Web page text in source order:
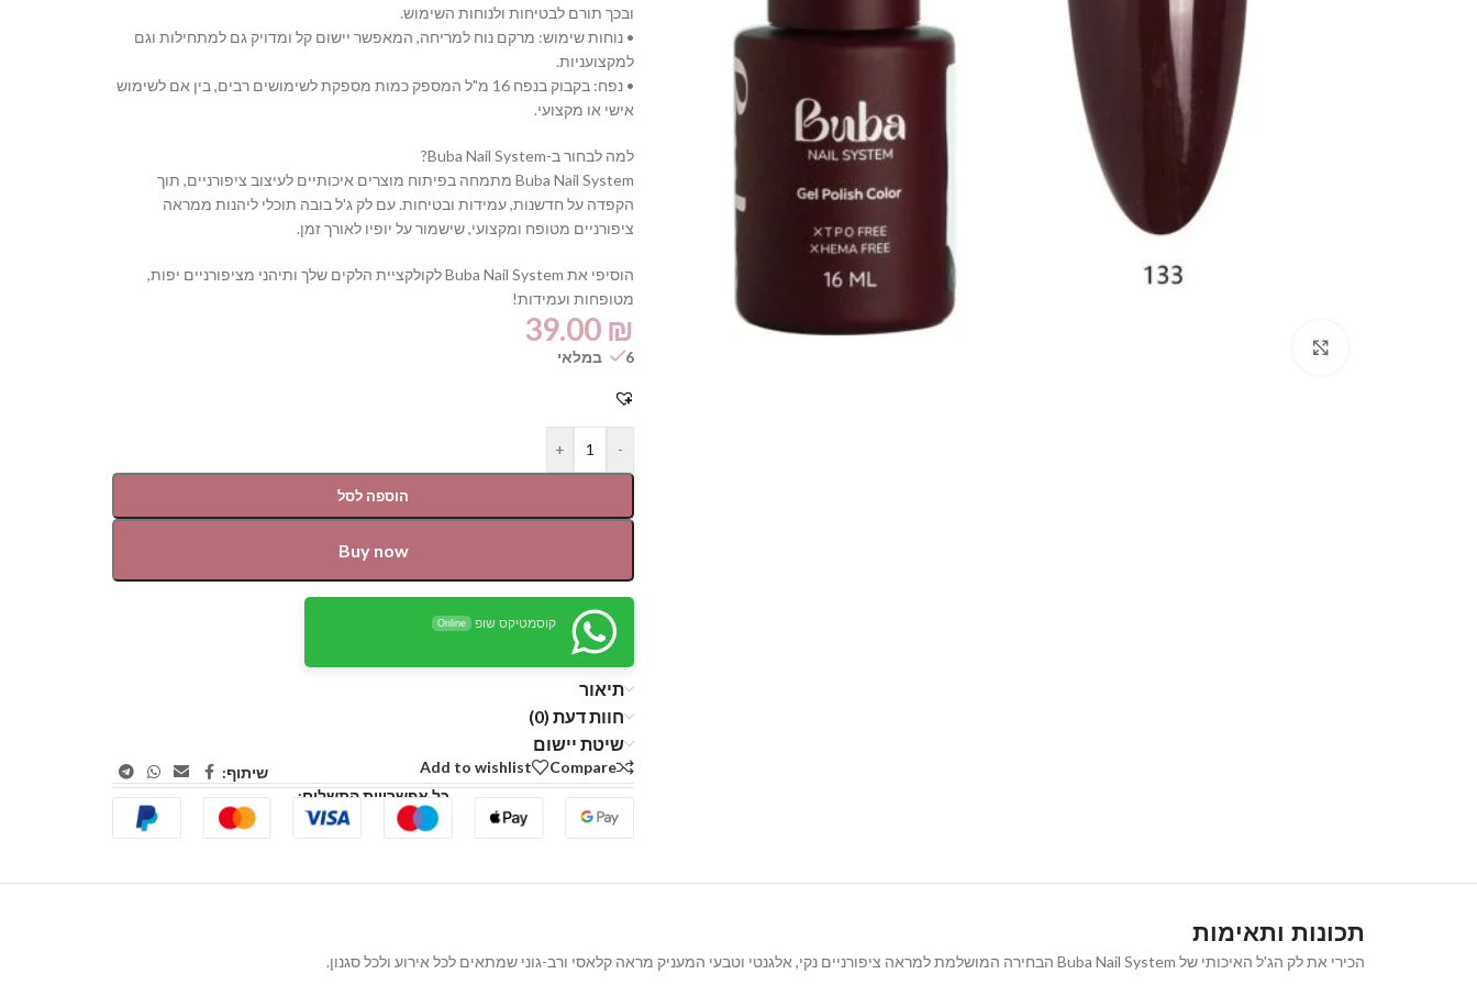
ובכך תורם לבטיחות ולנוחות השימוש.
• נוחות שימוש: מרקם נוח למריחה, המאפשר יישום קל ומדויק גם למתחילות וגם
למקצועניות.
• נפח: בקבוק בנפח 16 מ"ל המספק כמות מספקת לשימושים רבים, בין אם לשימוש
אישי או מקצועי.
למה לבחור ב-Buba Nail System?
Buba Nail System מתמחה בפיתוח מוצרים איכותיים לעיצוב ציפורניים, תוך
הקפדה על חדשנות, עמידות ובטיחות. עם לק ג'ל בובה תוכלי ליהנות ממראה
ציפורניים מטופח ומקצועי, שישמור על יופיו לאורך זמן.
הוסיפי את Buba Nail System לקולקציית הלקים שלך ותיהני מציפורניים יפות,
מטופחות ועמידות!
39.00 ₪
6 במלאי
-
+
הוספה לסל
Buy now
קוסמטיקס שופ Online
תיאור
חוות דעת (0)
שיטת יישום
Compare
Add to wishlist
שיתוף:
כל אפשרויות התשלום:
תכונות ותאימות
הכירי את לק הג'ל האיכותי של Buba Nail System הבחירה המושלמת למראה ציפורניים נקי, אלגנטי וטבעי המעניק מראה קלאסי ורב-גוני שמתאים לכל אירוע ולכל סגנון.